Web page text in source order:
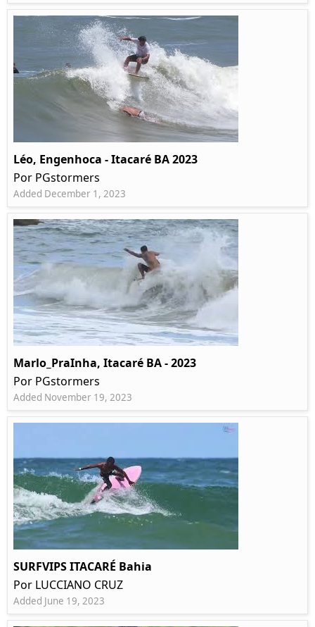
Léo, Engenhoca - Itacaré BA 2023
Por PGstormers
Added December 1, 2023
Marlo_PraInha, Itacaré BA - 2023
Por PGstormers
Added November 19, 2023
SURFVIPS ITACARÉ Bahia
Por LUCCIANO CRUZ
Added June 19, 2023